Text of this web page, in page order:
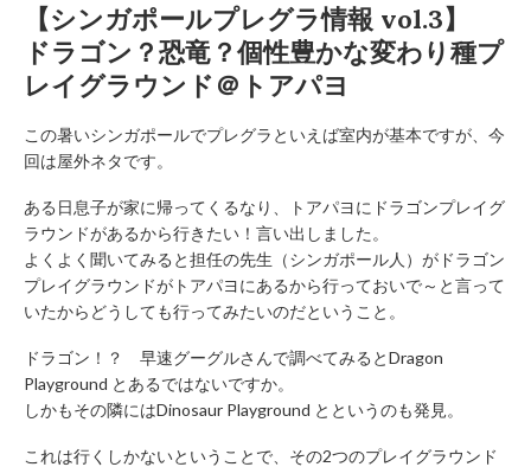
【シンガポールプレグラ情報 vol.3】
ドラゴン？恐竜？個性豊かな変わり種プ
レイグラウンド＠トアパヨ
この暑いシンガポールでプレグラといえば室内が基本ですが、今
回は屋外ネタです。
ある日息子が家に帰ってくるなり、トアパヨにドラゴンプレイグ
ラウンドがあるから行きたい！言い出しました。
よくよく聞いてみると担任の先生（シンガポール人）がドラゴン
プレイグラウンドがトアパヨにあるから行っておいで～と言って
いたからどうしても行ってみたいのだということ。
ドラゴン！？ 早速グーグルさんで調べてみるとDragon
Playground とあるではないですか。
しかもその隣にはDinosaur Playground とというのも発見。
これは行くしかないということで、その2つのプレイグラウンド